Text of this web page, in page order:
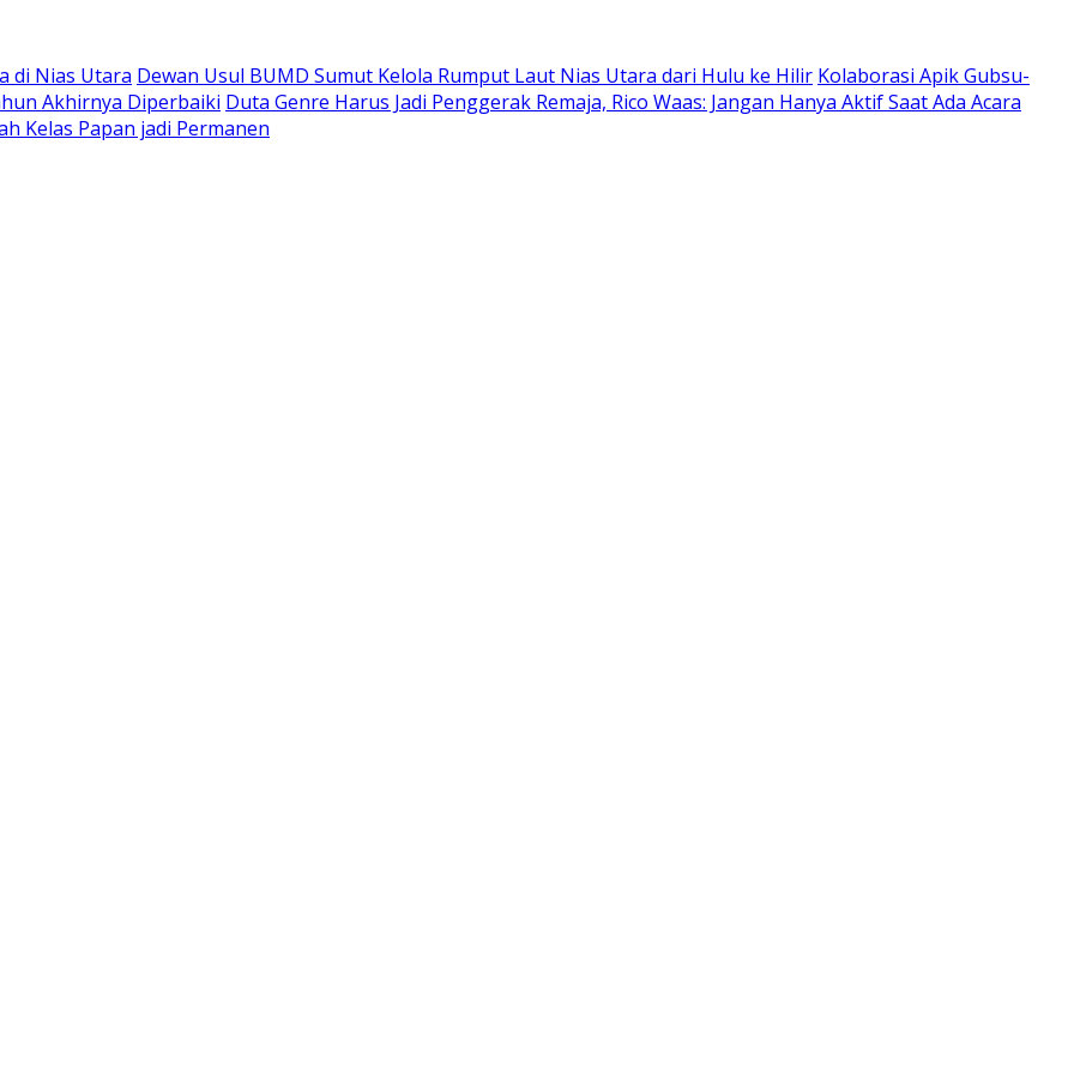
di Nias Utara Dewan Usul BUMD Sumut Kelola Rumput Laut Nias Utara dari Hulu ke Hilir Kolaborasi Apik Gubsu-
Akhirnya Diperbaiki Duta Genre Harus Jadi Penggerak Remaja, Rico Waas: Jangan Hanya Aktif Saat Ada Acara
Kelas Papan jadi Permanen